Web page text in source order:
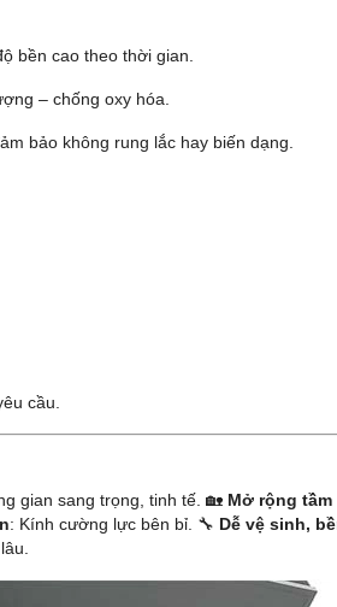
bền cao theo thời gian.
– chống oxy hóa.
bảo không rung lắc hay biến dạng.
cầu.
gian sang trọng, tinh tế. 🏡 Mở rộng tầm
: Kính cường lực bên bỉ. 🔧 Dễ vệ sinh,